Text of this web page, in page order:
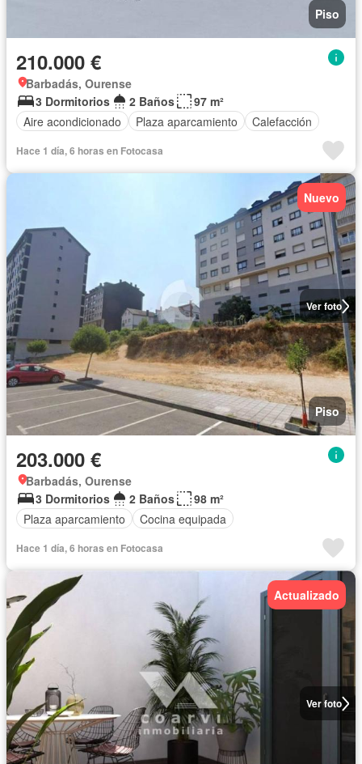
Piso
210.000 €
Barbadás, Ourense
3 Dormitorios
2 Baños
97 m²
Aire acondicionado
Plaza aparcamiento Calefacción
Hace 1 día, 6 horas en Fotocasa
Ver foto
Nuevo
Piso
203.000 €
Barbadás, Ourense
3 Dormitorios
2 Baños
98 m²
Plaza aparcamiento
Cocina equipada
Hace 1 día, 6 horas en Fotocasa
Ver foto
Actualizado